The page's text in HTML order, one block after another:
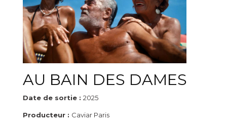
AU BAIN DES DAMES
Date de sortie : 2025
Producteur : Caviar Paris